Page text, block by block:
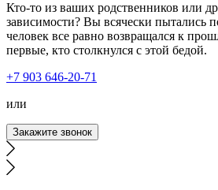
Моя сестра лежала в вашей клинике
алкогольной зависимостью. Наша
не верила, что что-то уже изменится,
сильным алкогольным отравлением,
провели комплекс мер, сделали
назначили лечение. Сестре, да и нам,
понравился комплексный подход к
Кто-то из ваших родственников или
зависимости? Вы всячески пытались
человек все равно возвращался к
первые, кто столкнулся с этой бедой.
+7 903 646-20-71
или
Закажите звонок